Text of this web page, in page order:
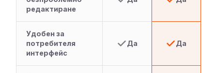
редактиране
Удобен за
потребителя
интерфейс
Да Да